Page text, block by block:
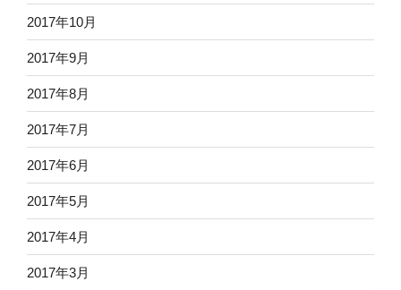
2017年10月
2017年9月
2017年8月
2017年7月
2017年6月
2017年5月
2017年4月
2017年3月